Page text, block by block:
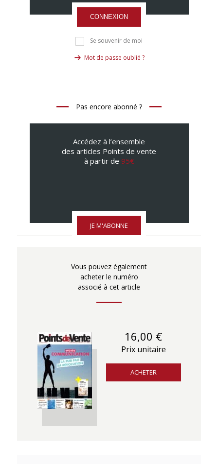
CONNEXION
Se souvenir de moi
Mot de passe oublié ?
Pas encore abonné ?
Accédez à l’ensemble
des articles Points de vente
à partir de 95€
JE M'ABONNE
Vous pouvez également
acheter le numéro
associé à cet article
16,00 €
Prix unitaire
ACHETER